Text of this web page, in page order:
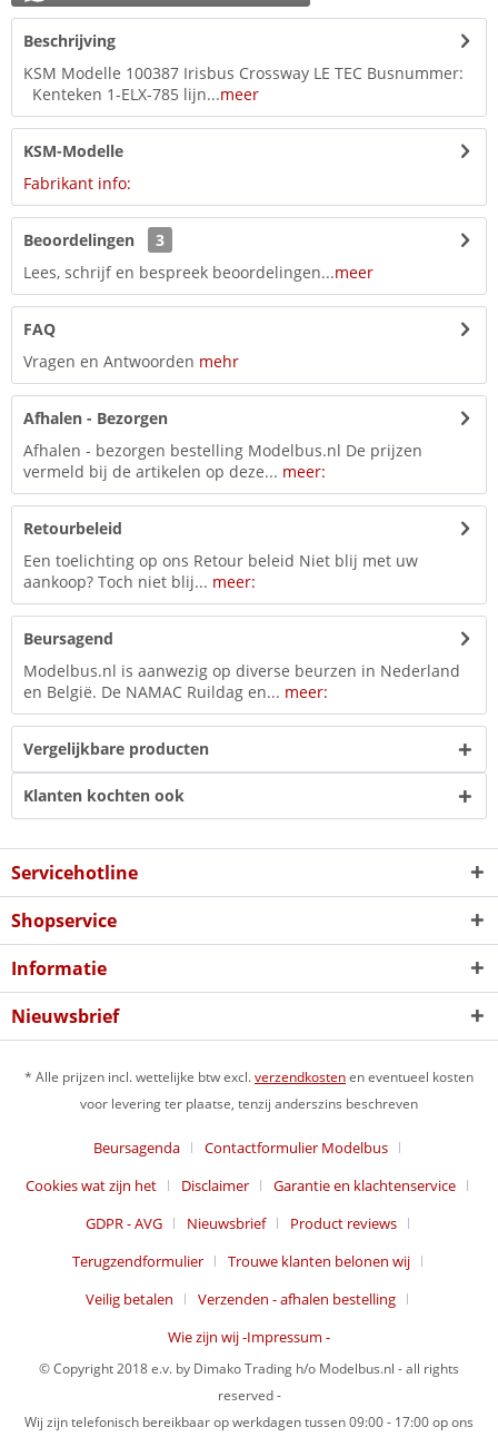
Beschrijving
KSM Modelle 100387 Irisbus Crossway LE TEC Busnummer:
Kenteken 1-ELX-785 lijn...meer
KSM-Modelle
Fabrikant info:
Beoordelingen
3
Lees, schrijf en bespreek beoordelingen...meer
FAQ
Vragen en Antwoorden mehr
Afhalen - Bezorgen
Afhalen - bezorgen bestelling Modelbus.nl De prijzen
vermeld bij de artikelen op deze... meer:
Retourbeleid
Een toelichting op ons Retour beleid Niet blij met uw
aankoop? Toch niet blij... meer:
Beursagend
Modelbus.nl is aanwezig op diverse beurzen in Nederland
en België. De NAMAC Ruildag en... meer:
Vergelijkbare producten
Klanten kochten ook
Servicehotline
Shopservice
Informatie
Nieuwsbrief
* Alle prijzen incl. wettelijke btw excl.verzendkostenen eventueel kosten
voor levering ter plaatse, tenzij anderszins beschreven
Beursagenda
Contactformulier Modelbus
Cookies wat zijn het
Disclaimer
Garantie en klachtenservice
GDPR - AVG
Nieuwsbrief
Product reviews
Terugzendformulier
Trouwe klanten belonen wij
Veilig betalen
Verzenden - afhalen bestelling
Wie zijn wij -Impressum -
© Copyright 2018 e.v. by Dimako Trading h/o Modelbus.nl - all rights
reserved -
Wij zijn telefonisch bereikbaar op werkdagen tussen 09:00 - 17:00 op ons